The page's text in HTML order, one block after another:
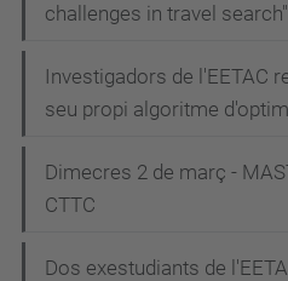
challenges in travel search"
Investigadors de l'EETAC
seu propi algoritme
Dimecres 2 de març -
CTTC
Dos exestudiants de